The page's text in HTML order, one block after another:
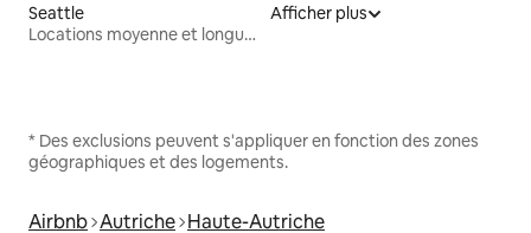
Seattle
Locations moyenne et longue durée
Afficher plus
* Des exclusions peuvent s'appliquer en fonction des zones
géographiques et des logements.
Airbnb Autriche Haute-Autriche